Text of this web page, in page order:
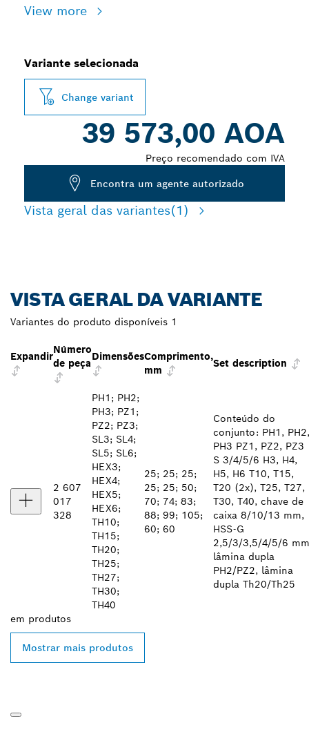
View more
Variante selecionada
Change variant
39 573,00 AOA
Preço recomendado com IVA
Encontra um agente autorizado
Vista geral das variantes(1)
VISTA GERAL DA VARIANTE
Variantes do produto disponíveis 1
Expandir
Número
de peça
DimensõesComprimento,
mm
Set description
2 607
017
328
PH1; PH2;
PH3; PZ1;
PZ2; PZ3;
SL3; SL4;
SL5; SL6;
HEX3;
HEX4;
HEX5;
HEX6;
TH10;
TH15;
TH20;
TH25;
TH27;
TH30;
TH40
25; 25; 25;
25; 25; 50;
70; 74; 83;
88; 99; 105;
60; 60
Conteúdo do
conjunto: PH1, PH2,
PH3 PZ1, PZ2, PZ3
S 3/4/5/6 H3, H4,
H5, H6 T10, T15,
T20 (2x), T25, T27,
T30, T40, chave de
caixa 8/10/13 mm,
HSS-G
2,5/3/3,5/4/5/6
lâmina dupla
PH2/PZ2, lâmina
dupla Th20/Th25
em produtos
Mostrar mais produtos